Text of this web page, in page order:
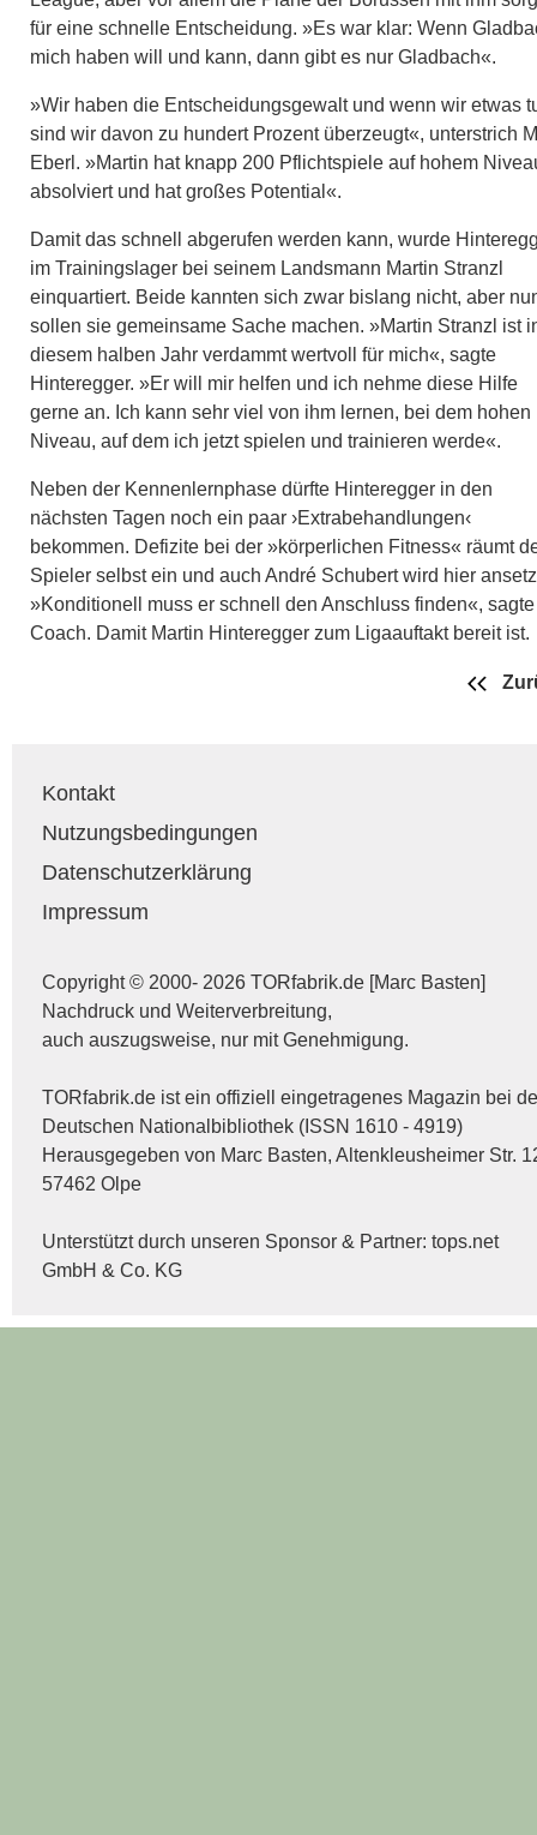
für eine schnelle Entscheidung. »Es war klar: Wenn
mich haben will und kann, dann gibt es nur Gladbach«.
»Wir haben die Entscheidungsgewalt und wenn wir etwas
sind wir davon zu hundert Prozent überzeugt«, unterstrich
Eberl. »Martin hat knapp 200 Pflichtspiele auf hohem
absolviert und hat großes Potential«.
Damit das schnell abgerufen werden kann, wurde
im Trainingslager bei seinem Landsmann Martin Stranzl
einquartiert. Beide kannten sich zwar bislang nicht, aber
sollen sie gemeinsame Sache machen. »Martin Stranzl ist
diesem halben Jahr verdammt wertvoll für mich«, sagte
Hinteregger. »Er will mir helfen und ich nehme diese Hilfe
gerne an. Ich kann sehr viel von ihm lernen, bei dem hohen
Niveau, auf dem ich jetzt spielen und trainieren werde«.
Neben der Kennenlernphase dürfte Hinteregger in den
nächsten Tagen noch ein paar ›Extrabehandlungen‹
bekommen. Defizite bei der »körperlichen Fitness« räumt
Spieler selbst ein und auch André Schubert wird hier
»Konditionell muss er schnell den Anschluss finden«,
Coach. Damit Martin Hinteregger zum Ligaauftakt bereit ist.
Kontakt
Nutzungsbedingungen
Datenschutzerklärung
Impressum
Copyright © 2000- 2026 TORfabrik.de [Marc Basten]
Nachdruck und Weiterverbreitung,
auch auszugsweise, nur mit Genehmigung.
TORfabrik.de ist ein offiziell eingetragenes Magazin bei
Deutschen Nationalbibliothek (ISSN 1610 - 4919)
Herausgegeben von Marc Basten, Altenkleusheimer Str.
57462 Olpe
Unterstützt durch unseren Sponsor & Partner: tops.net
GmbH & Co. KG